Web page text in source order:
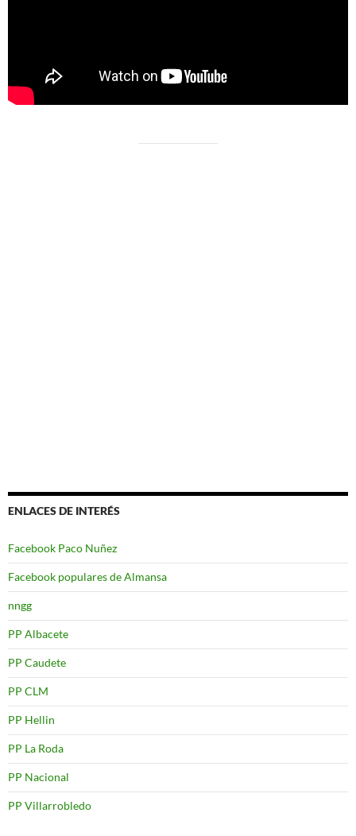
ENLACES DE INTERÉS
Facebook Paco Nuñez
Facebook populares de Almansa
nngg
PP Albacete
PP Caudete
PP CLM
PP Hellin
PP La Roda
PP Nacional
PP Villarrobledo